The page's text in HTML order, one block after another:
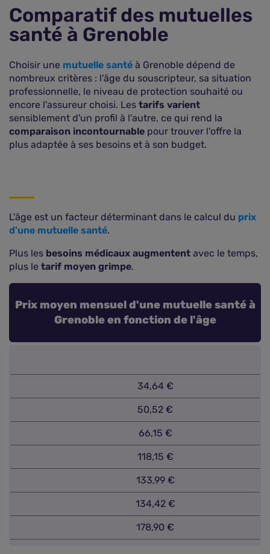
Comparatif des mutuelles
santé à Grenoble
Choisir une mutuelle santé à Grenoble dépend de
nombreux critères : l'âge du souscripteur, sa situation
professionnelle, le niveau de protection souhaité ou
encore l'assureur choisi. Les tarifs varient
sensiblement d'un profil à l'autre, ce qui rend la
comparaison incontournable pour trouver l'offre la
plus adaptée à ses besoins et à son budget.
L'âge est un facteur déterminant dans le calcul du prix
d'une mutuelle santé.
Plus les besoins médicaux augmentent avec le temps,
plus le tarif moyen grimpe.
Prix moyen mensuel d'une mutuelle santé à
Grenoble en fonction de l'âge
34,64 €
50,52 €
66,15 €
118,15 €
133,99 €
134,42 €
178,90 €